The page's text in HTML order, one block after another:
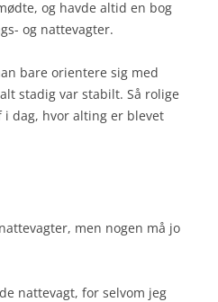
og havde altid en bog
og nattevagter.
bare orientere sig med
stadig var stabilt. Så rolige
i dag, hvor alting er blevet
men nogen må jo
nattevagt, for selvom jeg